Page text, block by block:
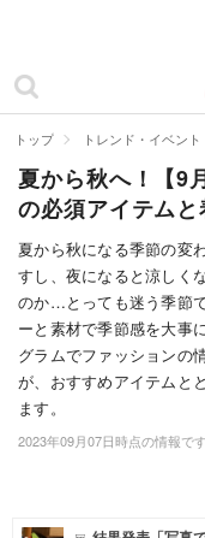
カテゴリー一覧
妊娠
出産
赤ちゃん・育児
子育て・家族
病院
住まい
トップ トレンド・イベント
夏から秋へ！【9
の必須アイテム
夏から秋になる季節の変
すし、夜になると涼しく
のか…とっても迷う季節
ーと素材で季節感を大事
グラムでファッションの
が、おすすめアイテムと
ます。
2023年09月07日時点の情報です